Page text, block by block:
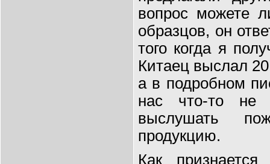
вопрос можете
образцов, он
того когда я
Китаец выслал
а в подробном
нас что-то не
выслушать
продукцию.
Как